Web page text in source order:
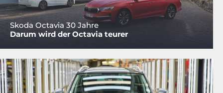
Skoda Octavia 30 Jahre
Darum wird der Octavia teurer